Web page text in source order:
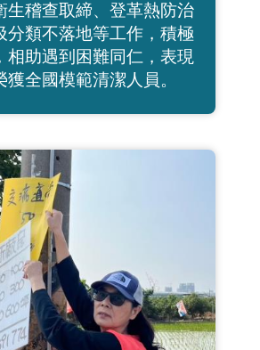
生稽查取締、登革熱防治
分類不落地等工作，積極
相助遇到困難同仁，表現
獲全國模範清潔人員。